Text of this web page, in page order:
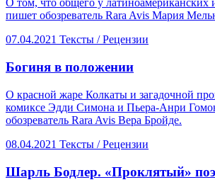
О том, что общего у латиноамериканских
пишет обозреватель Rara Avis Мария
07.04.2021 Тексты /Рецензии
​Богиня в положении
О красной жаре Колкаты и загадочной
комиксе Эдди Симона и Пьера-Анри
обозреватель Rara Avis Вера Бройде.
08.04.2021 Тексты /Рецензии
​Шарль Бодлер. «Проклятый»